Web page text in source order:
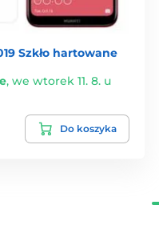
Szkło hartowane
, we wtorek 11. 8. u
Do koszyka